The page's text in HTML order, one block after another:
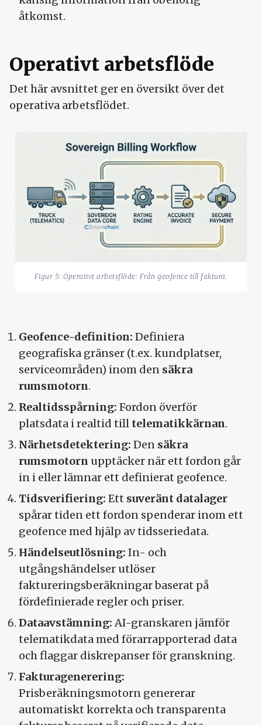
åtkomst.
Operativt arbetsflöde
Det här avsnittet ger en översikt över det
operativa arbetsflödet.
Figur 5: Operativt arbetsflöde: Från geofence till faktura.
Geofence-definition: Definiera
geografiska gränser (t.ex. kundplatser,
serviceområden) inom den säkra
rumsmotorn.
Realtidsspårning: Fordon överför
platsdata i realtid till telematikkärnan.
Närhetsdetektering: Den säkra
rumsmotorn upptäcker när ett fordon går
in i eller lämnar ett definierat geofence.
Tidsverifiering: Ett suveränt datalager
spårar tiden ett fordon spenderar inom ett
geofence med hjälp av tidsseriedata.
Händelseutlösning: In- och
utgångshändelser utlöser
faktureringsberäkningar baserat på
fördefinierade regler och priser.
Dataavstämning:AI-granskaren jämför
telematikdata med förarrapporterad data
och flaggar diskrepanser för granskning.
Fakturagenerering:
Prisberäkningsmotorn genererar
automatiskt korrekta och transparenta